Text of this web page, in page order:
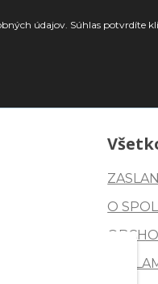
údajov. Súhlas
O